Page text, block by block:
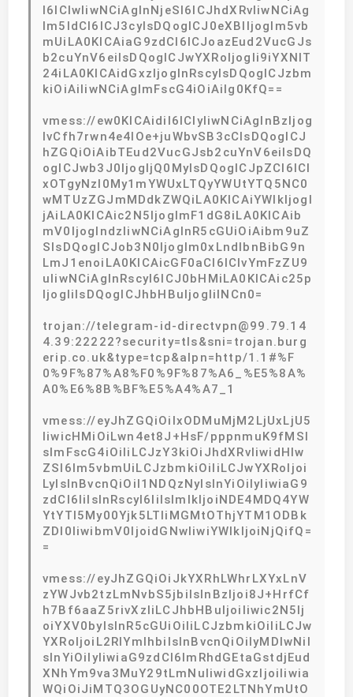
I6ICIwIiwNCiAgInNjeSI6ICJhdXRvIiwNCiAg
Im5ldCI6ICJ3cyIsDQogICJ0eXBlIjogIm5vb
mUiLA0KICAiaG9zdCI6ICJoazEud2VucGJs
b2cuYnV6eiIsDQogICJwYXRoIjogIi9iYXNlT
24iLA0KICAidGxzIjogInRscyIsDQogICJzbm
kiOiAiIiwNCiAgImFscG4iOiAiIg0KfQ==
vmess://ew0KICAidiI6ICIyIiwNCiAgInBzIjog
IvCfh7rwn4e4IOe+juWbvSB3cCIsDQogICJ
hZGQiOiAibTEud2VucGJsb2cuYnV6eiIsDQ
ogICJwb3J0IjogIjQ0MyIsDQogICJpZCI6ICI
xOTgyNzI0My1mYWUxLTQyYWUtYTQ5NC0
wMTUzZGJmMDdkZWQiLA0KICAiYWlkIjogI
jAiLA0KICAic2N5IjogImF1dG8iLA0KICAib
mV0IjogIndzIiwNCiAgInR5cGUiOiAibm9uZ
SIsDQogICJob3N0IjogIm0xLndlbnBibG9n
LmJ1enoiLA0KICAicGF0aCI6ICIvYmFzZU9
uIiwNCiAgInRscyI6ICJ0bHMiLA0KICAic25p
IjogIiIsDQogICJhbHBuIjogIiINCn0=
trojan://telegram-id-directvpn@99.79.14
4.39:22222?security=tls&sni=trojan.burg
erip.co.uk&type=tcp&alpn=http/1.1#%F
0%9F%87%A8%F0%9F%87%A6_%E5%8A%
A0%E6%8B%BF%E5%A4%A7_1
vmess://eyJhZGQiOiIxODMuMjM2LjUxLjU5
IiwicHMiOiLwn4et8J+HsF/pppnmuK9fMSI
sImFscG4iOiIiLCJzY3kiOiJhdXRvIiwidHlw
ZSI6Im5vbmUiLCJzbmkiOiIiLCJwYXRoIjoi
LyIsInBvcnQiOiI1NDQzNyIsInYiOiIyIiwiaG9
zdCI6IiIsInRscyI6IiIsImlkIjoiNDE4MDQ4YW
YtYTI5My00Yjk5LTliMGMtOThjYTM1ODBk
ZDI0IiwibmV0IjoidGNwIiwiYWlkIjoiNjQifQ=
=
vmess://eyJhZGQiOiJkYXRhLWhrLXYxLnV
zYWJvb2tzLmNvbS5jbiIsInBzIjoi8J+HrfCf
h7Bf6aaZ5rivXzIiLCJhbHBuIjoiIiwic2N5Ij
oiYXV0byIsInR5cGUiOiIiLCJzbmkiOiIiLCJw
YXRoIjoiL2RlYmlhbiIsInBvcnQiOiIyMDIwNiI
sInYiOiIyIiwiaG9zdCI6ImRhdGEtaGstdjEud
XNhYm9va3MuY29tLmNuIiwidGxzIjoiIiwia
WQiOiJiMTQ3OGUyNC00OTE2LTNhYmUtO